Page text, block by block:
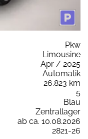
Pkw
Limousine
Apr / 2025
Automatik
26.823 km
5
Blau
Zentrallager
ab ca. 10.08.2026
2821-26